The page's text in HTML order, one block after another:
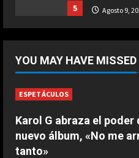
5
5 Agosto 9,
campo
tras un
Osimhen
tienen
YOU MAY HAVE MISSED
ESPETÁCULOS
Karol G abraza el
nuevo álbum, «No me
tanto»